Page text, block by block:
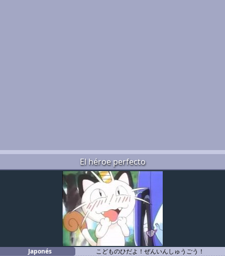
El héroe perfecto
Japonés
こどものひだよ！ぜんいんしゅうごう！